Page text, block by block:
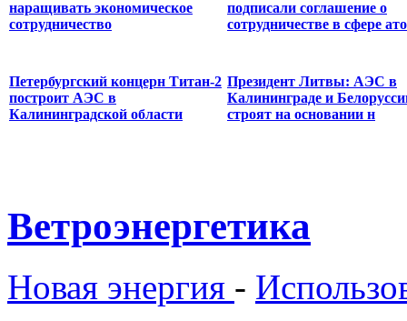
наращивать экономическое
сотрудничество
подписали соглашение о
сотрудничестве в сфере ато
Петербургский концерн Титан-2
построит АЭС в
Калининградской области
Президент Литвы: АЭС в
Калининграде и
строят на основании н
Ветроэнергетика
Новая энергия -